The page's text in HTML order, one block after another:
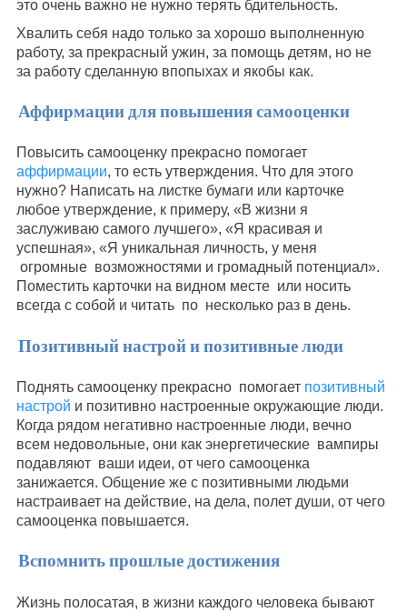
это очень важно не нужно терять бдительность.
Хвалить себя надо только за хорошо выполненную
работу, за прекрасный ужин, за помощь детям, но не
за работу сделанную впопыхах и якобы как.
Аффирмации для повышения самооценки
Повысить самооценку прекрасно помогает
аффирмации, то есть утверждения. Что для этого
нужно? Написать на листке бумаги или карточке
любое утверждение, к примеру, «В жизни я
заслуживаю самого лучшего», «Я красивая и
успешная», «Я уникальная личность, у меня
огромные возможностями и громадный потенциал».
Поместить карточки на видном месте или носить
всегда с собой и читать по несколько раз в день.
Позитивный настрой и позитивные люди
Поднять самооценку прекрасно помогает позитивный
настрой и позитивно настроенные окружающие люди.
Когда рядом негативно настроенные люди, вечно
всем недовольные, они как энергетические вампиры
подавляют ваши идеи, от чего самооценка
занижается. Общение же с позитивными людьми
настраивает на действие, на дела, полет души, от чего
самооценка повышается.
Вспомнить прошлые достижения
Жизнь полосатая, в жизни каждого человека бывают